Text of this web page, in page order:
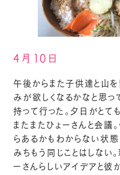
4月10日
午後からまた子供達と山
みが欲しくなるかなと思
持って行った。夕日がとて
またまたひょーさんと会議
らあるかもわからない状態
みちもう同じことはしない
ーさんらしいアイデアと